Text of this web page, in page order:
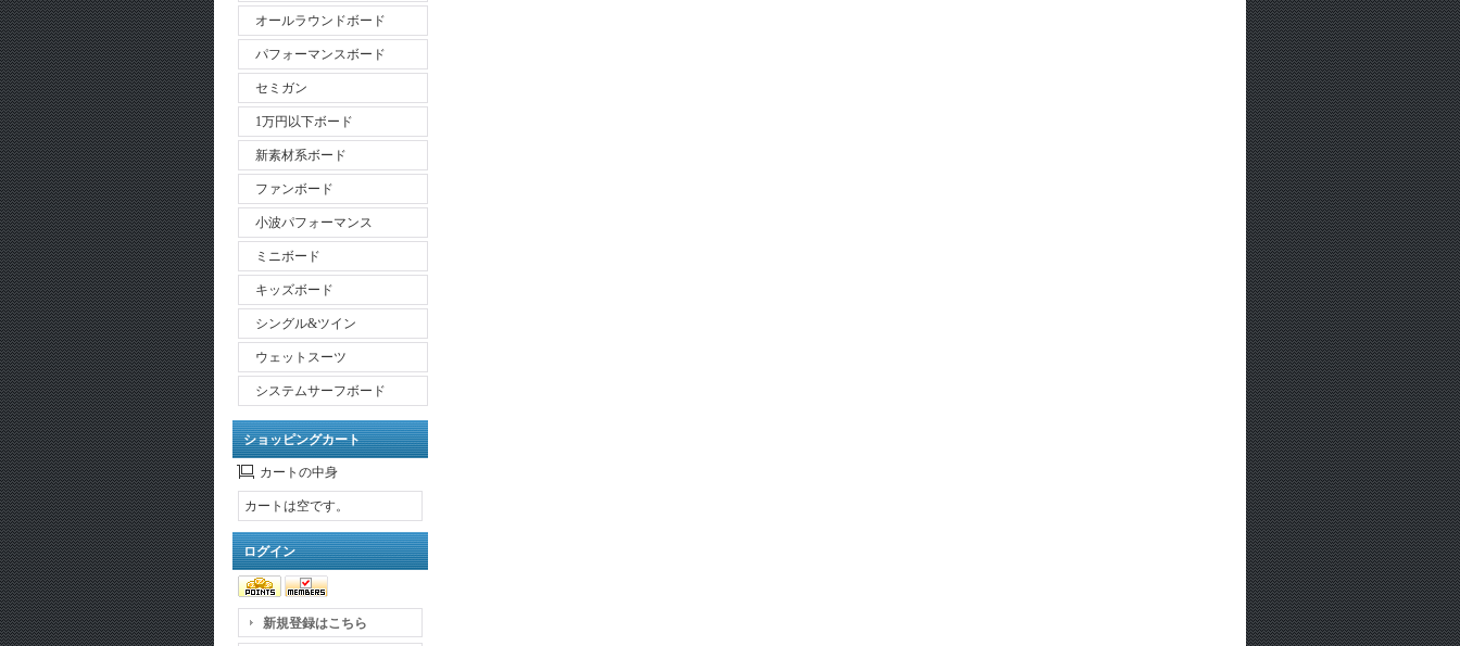
オールラウンドボード
パフォーマンスボード
セミガン
1万円以下ボード
新素材系ボード
ファンボード
小波パフォーマンス
ミニボード
キッズボード
シングル&ツイン
ウェットスーツ
システムサーフボード
ショッピングカート
カートの中身
カートは空です。
ログイン
新規登録はこちら